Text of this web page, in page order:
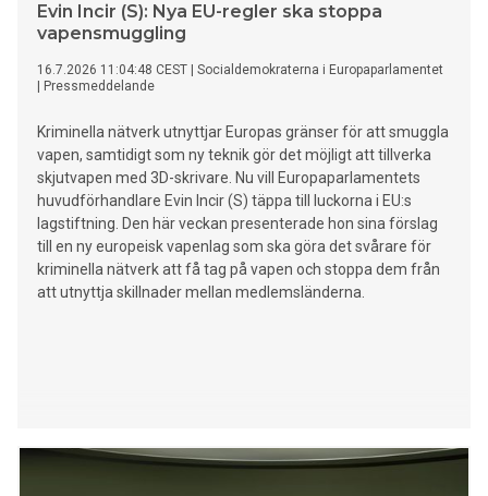
Evin Incir (S): Nya EU-regler ska stoppa
vapensmuggling
16.7.2026 11:04:48 CEST
Socialdemokraterna i Europaparlamentet
Pressmeddelande
Kriminella nätverk utnyttjar Europas gränser för att smuggla
vapen, samtidigt som ny teknik gör det möjligt att tillverka
skjutvapen med 3D-skrivare. Nu vill Europaparlamentets
huvudförhandlare Evin Incir (S) täppa till luckorna i EU:s
lagstiftning. Den här veckan presenterade hon sina förslag
till en ny europeisk vapenlag som ska göra det svårare för
kriminella nätverk att få tag på vapen och stoppa dem från
att utnyttja skillnader mellan medlemsländerna.